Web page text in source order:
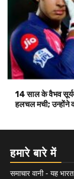
14 साल के वैभव
हलचल मची; उन्होंने
हमारे बारे में
समाचार वानी - यह